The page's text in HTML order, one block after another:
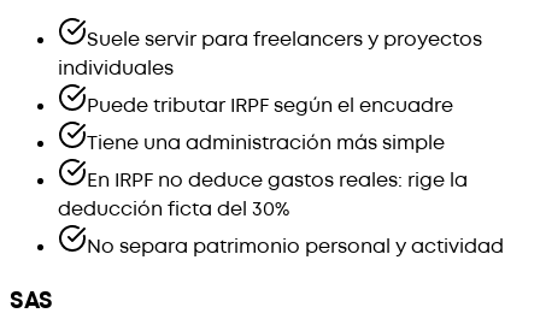
Suele servir para freelancers y proyectos
individuales
Puede tributar IRPF según el encuadre
Tiene una administración más simple
En IRPF no deduce gastos reales: rige la
deducción ficta del 30%
No separa patrimonio personal y actividad
SAS